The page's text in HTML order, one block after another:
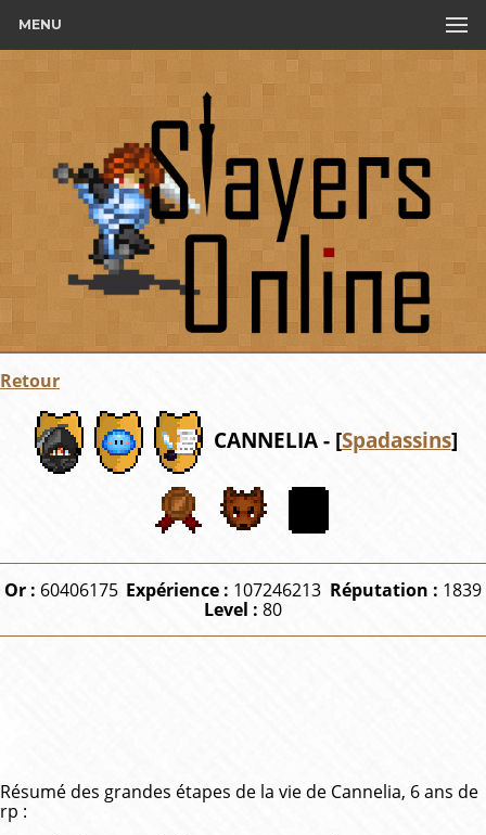
MENU
Retour
CANNELIA - [Spadassins]
Or : 60406175 Expérience : 107246213 Réputation : 1839
Level : 80
Résumé des grandes étapes de la vie de Cannelia, 6 ans de
rp :